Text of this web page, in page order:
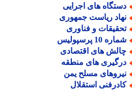
های اجرایی
ریاست جمهوری
و فناوری
10 پرسپولیس
های اقتصادی
های منطقه
مسلح یمن
استقلال